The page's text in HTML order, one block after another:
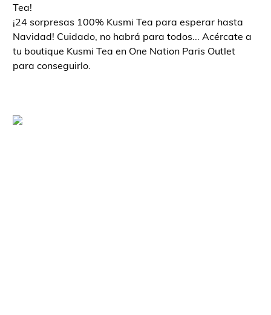
Tea!
¡24 sorpresas 100% Kusmi Tea para esperar hasta
Navidad! Cuidado, no habrá para todos... Acércate a
tu boutique Kusmi Tea en One Nation Paris Outlet
para conseguirlo.